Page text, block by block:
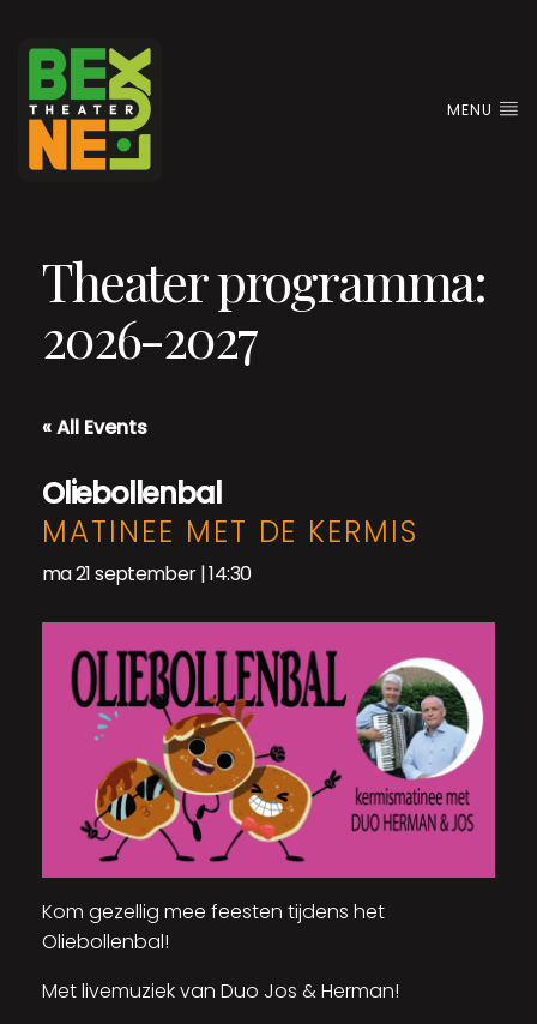
MENU
Theater programma:
2026-2027
« All Events
Oliebollenbal
MATINEE MET DE KERMIS
ma 21 september | 14:30
Kom gezellig mee feesten tijdens het
Oliebollenbal!
Met livemuziek van Duo Jos & Herman!